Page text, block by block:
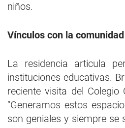
niños.
Vínculos con la comunidad
La residencia articula
instituciones educativas.
reciente visita del Colegio
“Generamos estos
son geniales y siempre se